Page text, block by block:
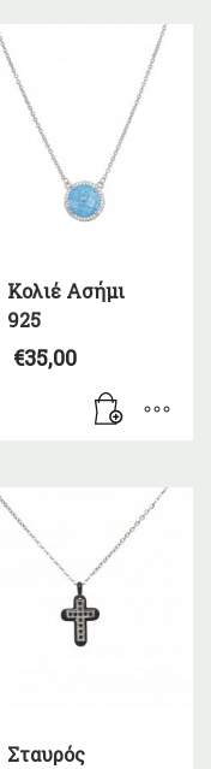
Κολιέ Ασήμι
925
€35,00
Σταυρός